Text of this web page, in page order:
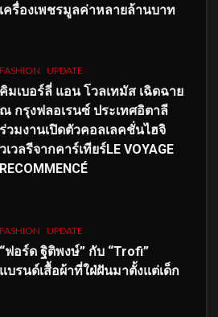
เครื่องเพชรมูลค่าหลายล้านบาท
FASHION UPDATE
คิมเบอร์ลี่ แอน โวลเทมัส เฉิดฉาย
ณ กรุงฟลอเรนซ์ ประเทศอิตาลี
ร่วมงานเปิดตัวคอลเลคชั่นไฮจิ
วเวลรีจากคาร์เทียร์LE VOYAGE
RECOMMENCÉ
FASHION UPDATE
“ฟอร์ด ฐิติพงษ์” กับ “Trofi”
แบรนด์เสื้อผ้าที่ใฝ่ฝันมาตั้งแต่เด็ก